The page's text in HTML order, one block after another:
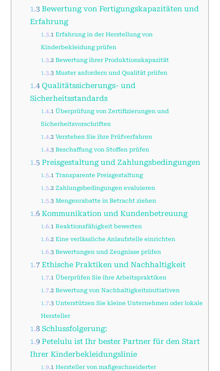
1.3Bewertung von Fertigungskapazitäten und
Erfahrung
1.3.1 Erfahrung in der Herstellung von
Kinderbekleidung prüfen
1.3.2 Bewertung ihrer Produktionskapazität
1.3.3 Muster anfordern und Qualität prüfen
1.4Qualitätssicherungs- und
Sicherheitsstandards
1.4.1 Überprüfung von Zertifizierungen und
Sicherheitsvorschriften
1.4.2 Verstehen Sie ihre Prüfverfahren
1.4.3 Beschaffung von Stoffen prüfen
1.5Preisgestaltung und Zahlungsbedingungen
1.5.1 Transparente Preisgestaltung
1.5.2 Zahlungsbedingungen evaluieren
1.5.3 Mengenrabatte in Betracht ziehen
1.6Kommunikation und Kundenbetreuung
1.6.1 Reaktionsfähigkeit bewerten
1.6.2 Eine verlässliche Anlaufstelle einrichten
1.6.3 Bewertungen und Zeugnisse prüfen
1.7Ethische Praktiken und Nachhaltigkeit
1.7.1 Überprüfen Sie ihre Arbeitspraktiken
1.7.2 Bewertung von Nachhaltigkeitsinitiativen
1.7.3 Unterstützen Sie kleine Unternehmen oder lokale
Hersteller
1.8Schlussfolgerung:
1.9Petelulu ist Ihr bester Partner für den Start
Ihrer Kinderbekleidungslinie
1.9.1 Hersteller von maßgeschneiderter